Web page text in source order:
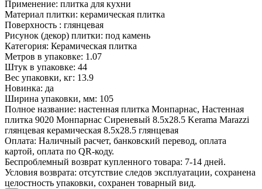
Применение: плитка для кухни
Материал плитки: керамическая плитка
Поверхность : глянцевая
Рисунок (декор) плитки: под камень
Категория: Керамическая плитка
Метров в упаковке: 1.07
Штук в упаковке: 44
Вес упаковки, кг: 13.9
Новинка: да
Ширина упаковки, мм: 105
Полное название: настенная плитка Монпарнас, Настенная
плитка 9020 Монпарнас Сиреневый 8.5x28.5 Kerama Marazzi
глянцевая керамическая 8.5x28.5 глянцевая
Оплата: Наличный расчет, банковский перевод, оплата
картой, оплата по QR-коду.
Беспроблемный возврат купленного товара: 7-14 дней.
Условия возврата: отсутствие следов эксплуатации, сохранена
целостность упаковки, сохранен товарный вид.